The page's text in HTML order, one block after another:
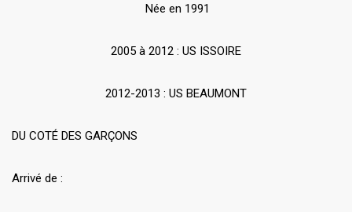
Née en 1991
2005 à 2012 : US ISSOIRE
2012-2013 : US BEAUMONT
DU COTÉ DES GARÇONS
Arrivé de :